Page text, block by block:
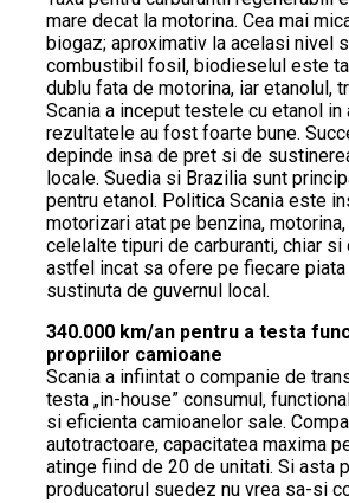
mare decat la motorina. Cea mai
biogaz; aproximativ la acelasi nivel
combustibil fosil, biodieselul este
dublu fata de motorina, iar etanolul,
Scania a inceput testele cu etanol in
rezultatele au fost foarte bune.
depinde insa de pret si de
locale. Suedia si Brazilia sunt
pentru etanol. Politica Scania este
motorizari atat pe benzina,
celelalte tipuri de carburanti, chiar
astfel incat sa ofere pe fiecare
sustinuta de guvernul local.
340.000 km/an pentru a testa
propriilor camioane
Scania a infiintat o companie de
testa „in-house” consumul,
si eficienta camioanelor sale.
autotractoare, capacitatea maxima
atinge fiind de 20 de unitati. Si asta
producatorul suedez nu vrea sa-si